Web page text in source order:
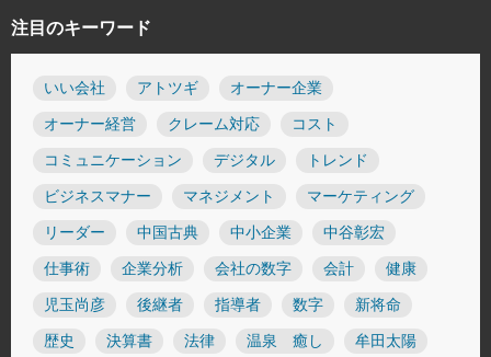
注目のキーワード
いい会社 アトツギ オーナー企業
オーナー経営 クレーム対応 コスト
コミュニケーション デジタル トレンド
ビジネスマナー マネジメント マーケティング
リーダー 中国古典 中小企業 中谷彰宏
仕事術 企業分析 会社の数字 会計 健康
児玉尚彦 後継者 指導者 数字 新将命
歴史 決算書 法律 温泉 癒し 牟田太陽